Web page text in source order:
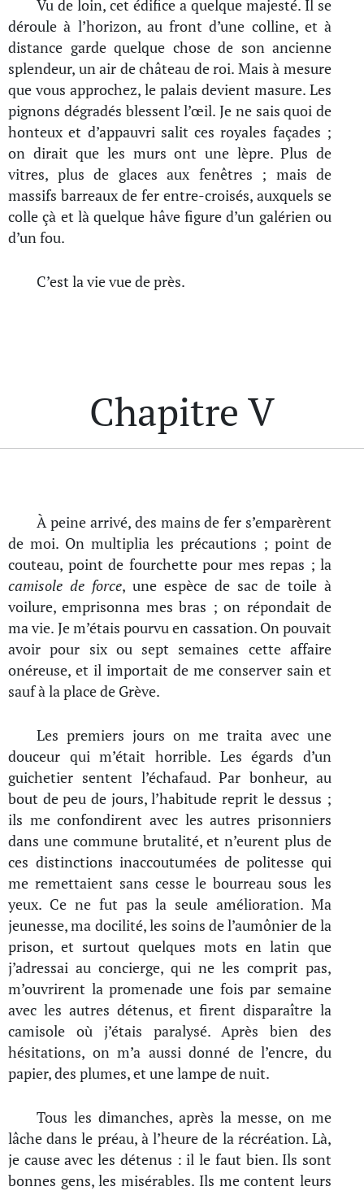
Vu de loin, cet édifice a quelque majesté. Il se
déroule à l’horizon, au front d’une colline, et à
distance garde quelque chose de son ancienne
splendeur, un air de château de roi. Mais à mesure
que vous approchez, le palais devient masure. Les
pignons dégradés blessent l’œil. Je ne sais quoi de
honteux et d’appauvri salit ces royales façades ;
on dirait que les murs ont une lèpre. Plus de
vitres, plus de glaces aux fenêtres ; mais de
massifs barreaux de fer entre-croisés, auxquels se
colle çà et là quelque hâve figure d’un galérien ou
d’un fou.
C’est la vie vue de près.
Chapitre V
À peine arrivé, des mains de fer s’emparèrent
de moi. On multiplia les précautions ; point de
couteau, point de fourchette pour mes repas ; la
camisole de force, une espèce de sac de toile à
voilure, emprisonna mes bras ; on répondait de
ma vie. Je m’étais pourvu en cassation. On pouvait
avoir pour six ou sept semaines cette affaire
onéreuse, et il importait de me conserver sain et
sauf à la place de Grève.
Les premiers jours on me traita avec une
douceur qui m’était horrible. Les égards d’un
guichetier sentent l’échafaud. Par bonheur, au
bout de peu de jours, l’habitude reprit le dessus ;
ils me confondirent avec les autres prisonniers
dans une commune brutalité, et n’eurent plus de
ces distinctions inaccoutumées de politesse qui
me remettaient sans cesse le bourreau sous les
yeux. Ce ne fut pas la seule amélioration. Ma
jeunesse, ma docilité, les soins de l’aumônier de la
prison, et surtout quelques mots en latin que
j’adressai au concierge, qui ne les comprit pas,
m’ouvrirent la promenade une fois par semaine
avec les autres détenus, et firent disparaître la
camisole où j’étais paralysé. Après bien des
hésitations, on m’a aussi donné de l’encre, du
papier, des plumes, et une lampe de nuit.
Tous les dimanches, après la messe, on me
lâche dans le préau, à l’heure de la récréation. Là,
je cause avec les détenus : il le faut bien. Ils sont
bonnes gens, les misérables. Ils me content leurs